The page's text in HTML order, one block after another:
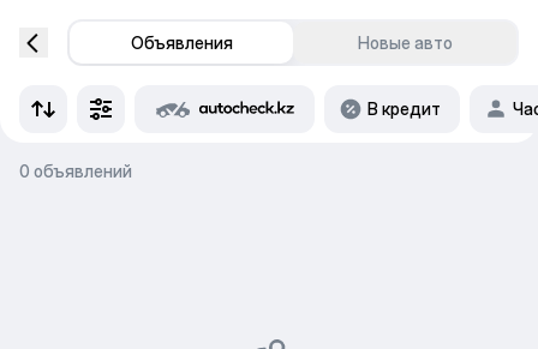
Объявления Новые авто
В кредит
0 объявлений